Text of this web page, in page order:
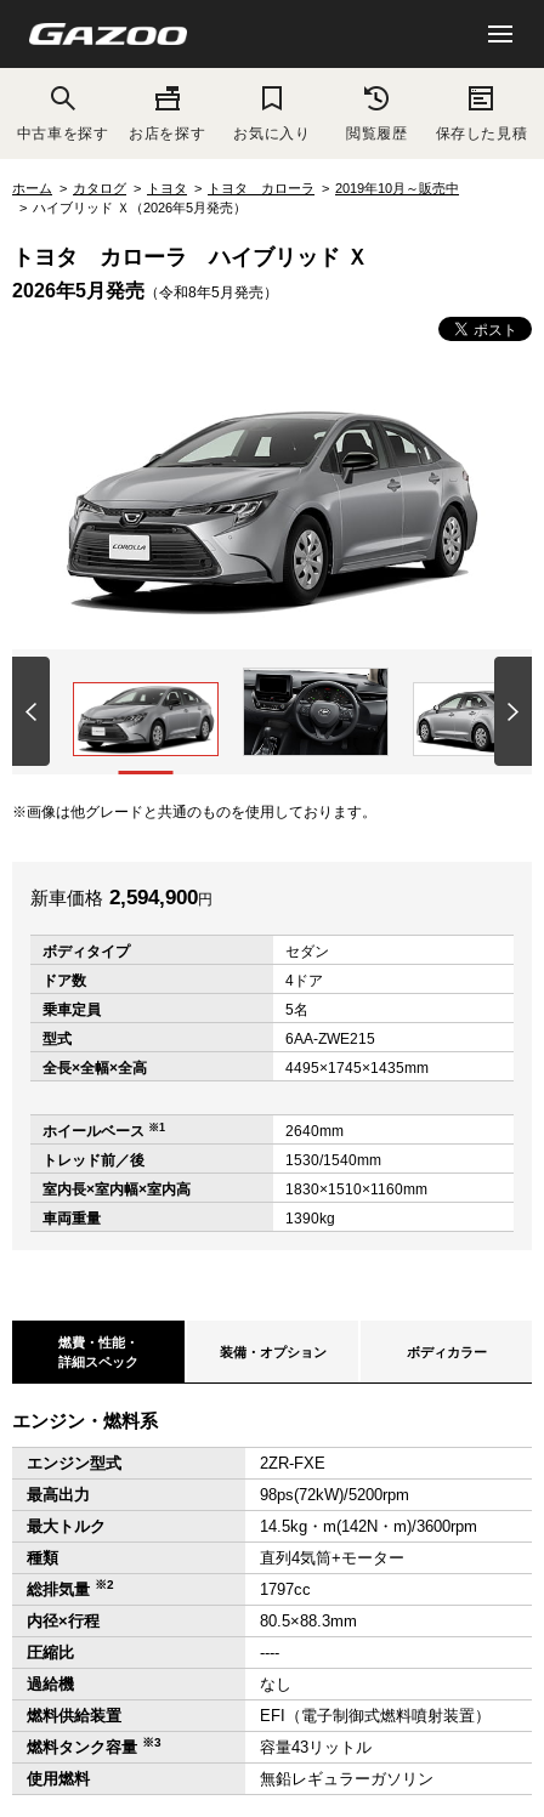
中古車を探す お店を探す お気に入り 閲覧履歴 保存した見積
ホーム カタログ トヨタ トヨタ カローラ
2019年10月～販売中
ハイブリッド Ｘ（2026年5月発売）
トヨタ カローラ ハイブリッド Ｘ
2026年5月発売 （令和8年5月発売）
画像は他グレードと共通のものを使用しております。
新車価格 2,594,900円
ボディタイプ
セダン
ドア数
4ドア
乗車定員
5名
型式
6AA-ZWE215
全長×全幅×全高
4495×1745×1435mm
ホイールベース ※1
2640mm
トレッド前／後
1530/1540mm
室内長×室内幅×室内高
1830×1510×1160mm
車両重量
1390kg
燃費・性能・
詳細スペック
装備・オプション ボディカラー
エンジン・燃料系
エンジン型式
2ZR-FXE
最高出力
98ps(72kW)/5200rpm
最大トルク
14.5kg・m(142N・m)/3600rpm
種類
直列4気筒+モーター
総排気量 ※2
1797cc
内径×行程
80.5×88.3mm
圧縮比
‐‐‐‐
過給機
なし
燃料供給装置
EFI（電子制御式燃料噴射装置）
燃料タンク容量 ※3
容量43リットル
使用燃料
無鉛レギュラーガソリン